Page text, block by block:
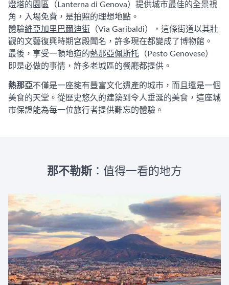
燈塔的園區
（Lanterna di Genova）提供城市最佳的全景視
角，入場免費，是拍照的理想地點。
體驗維亞加里巴爾迪街 （Via Garibaldi），這條街道以其壯
觀的文藝復興時期宮殿聞名，許多現在都變成了博物館。
最後，享受一頓地道的熱那亞佩斯托 （Pesto Genovese）
即是必做的事情，許多老城區的餐廳都提供。
熱那亞不僅是一座擁有豐富文化遺產的城市，而且還是一個
美食的天堂。從歷史悠久的建築到令人垂涎的美食，這座城
市保證能為每一位旅行者提供難忘的體驗。
那不勒斯 ：值得一看的地方